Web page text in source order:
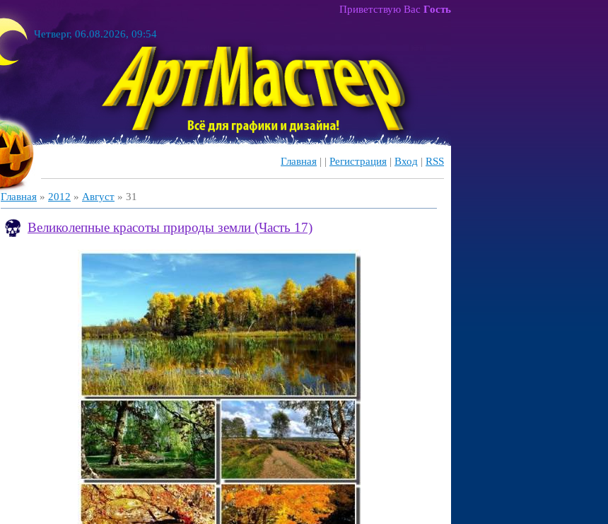
Четверг, 06.08.2026, 09:54
Приветствую Вас Гость
Главная | | Регистрация | Вход | RSS
Главная » 2012 » Август » 31
Великолепные красоты природы земли (Часть 17)